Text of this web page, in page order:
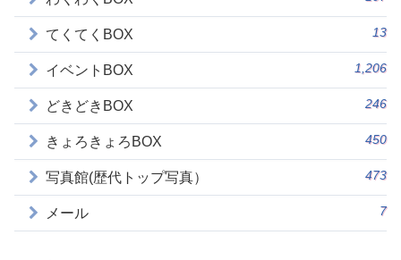
てくてくBOX 13
イベントBOX 1,206
どきどきBOX 246
きょろきょろBOX 450
写真館(歴代トップ写真） 473
メール 7